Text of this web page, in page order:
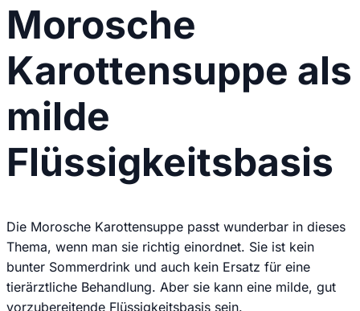
Morosche
Karottensuppe als
milde
Flüssigkeitsbasis
Die Morosche Karottensuppe passt wunderbar in dieses
Thema, wenn man sie richtig einordnet. Sie ist kein
bunter Sommerdrink und auch kein Ersatz für eine
tierärztliche Behandlung. Aber sie kann eine milde, gut
vorzubereitende Flüssigkeitsbasis sein.